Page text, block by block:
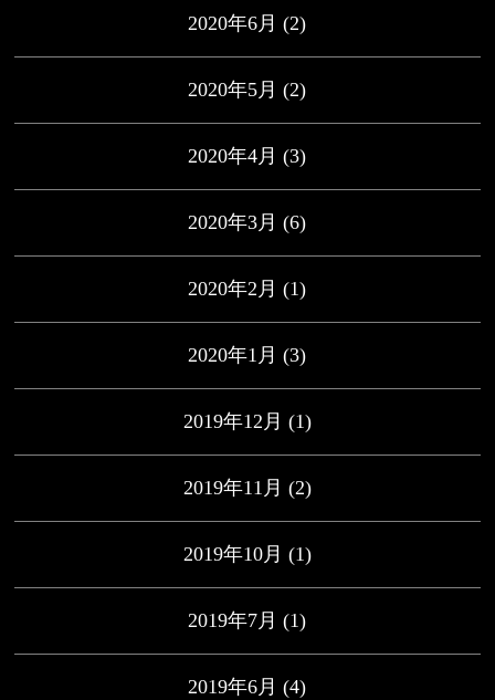
2020年6月 (2)
2020年5月 (2)
2020年4月 (3)
2020年3月 (6)
2020年2月 (1)
2020年1月 (3)
2019年12月 (1)
2019年11月 (2)
2019年10月 (1)
2019年7月 (1)
2019年6月 (4)